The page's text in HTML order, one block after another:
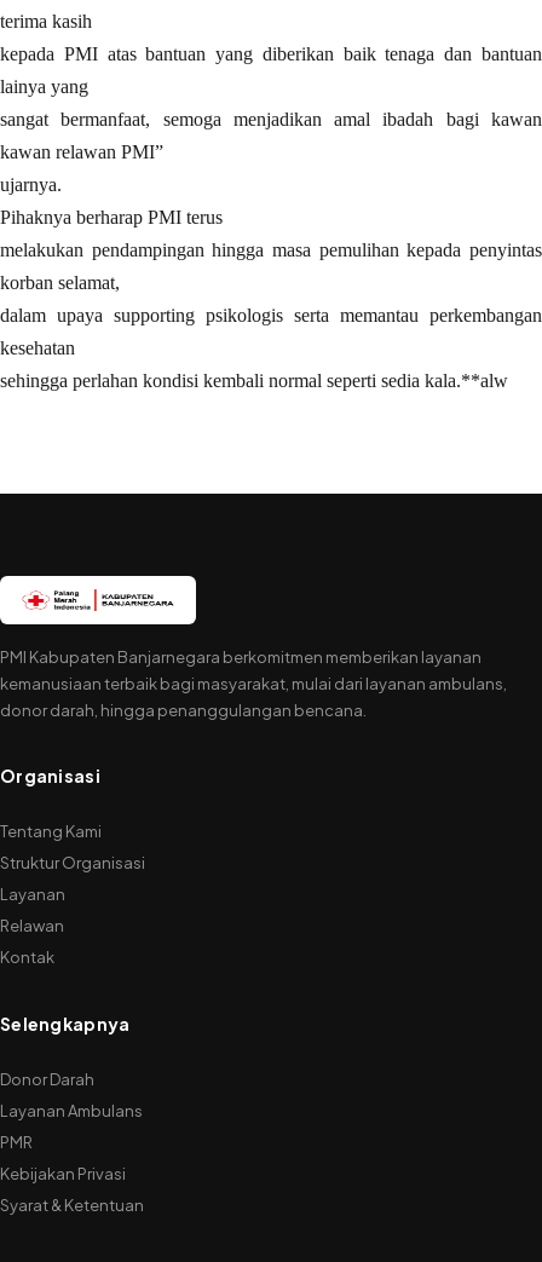
terima kasih
kepada PMI atas bantuan yang diberikan baik tenaga dan bantuan
lainya yang
sangat bermanfaat, semoga menjadikan amal ibadah bagi kawan
kawan relawan PMI”
ujarnya.
Pihaknya berharap PMI terus
melakukan pendampingan hingga masa pemulihan kepada penyintas
korban selamat,
dalam upaya supporting psikologis serta memantau perkembangan
kesehatan
sehingga perlahan kondisi kembali normal seperti sedia kala.**alw
PMI Kabupaten Banjarnegara berkomitmen memberikan layanan
kemanusiaan terbaik bagi masyarakat, mulai dari layanan ambulans,
donor darah, hingga penanggulangan bencana.
Organisasi
Tentang Kami
Struktur Organisasi
Layanan
Relawan
Kontak
Selengkapnya
Donor Darah
Layanan Ambulans
PMR
Kebijakan Privasi
Syarat & Ketentuan